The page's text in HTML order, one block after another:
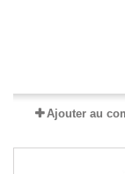
Ajouter au